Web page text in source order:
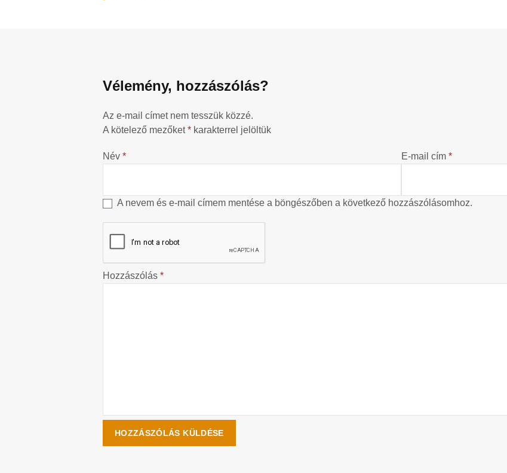
Vélemény, hozzászólás?
Az e-mail címet nem tesszük közzé.
A kötelező mezőket* karakterrel jelöltük
Név * E-mail cím *
A nevem és e-mail címem mentése a böngészőben a következő hozzászólásomhoz.
Hozzászólás *